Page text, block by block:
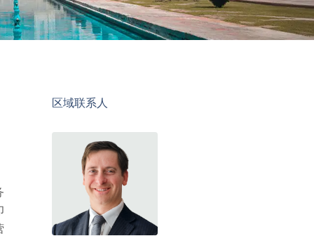
区域联系人